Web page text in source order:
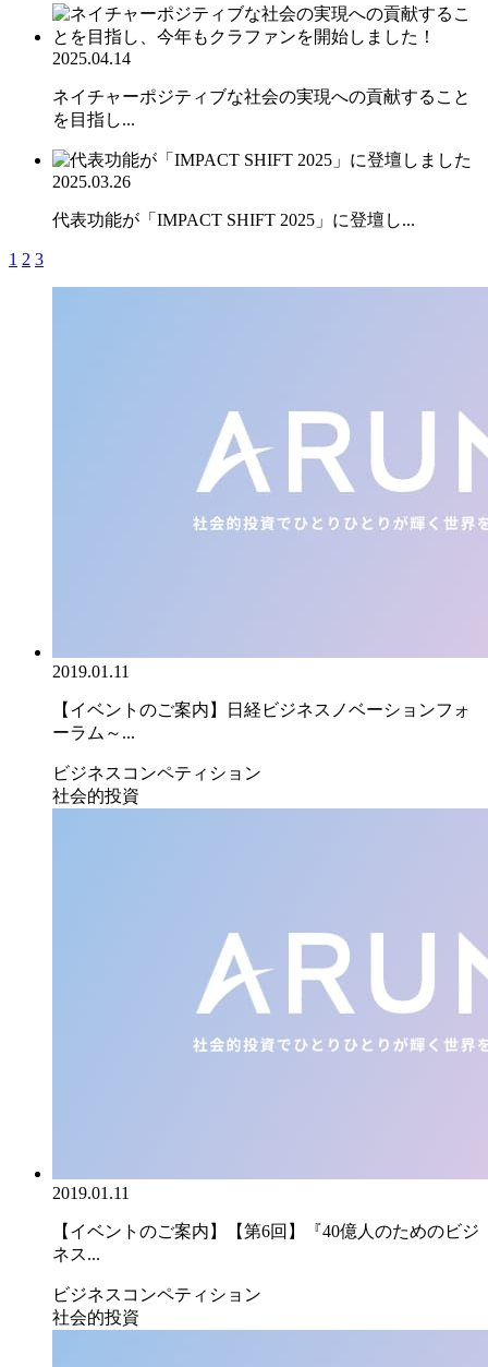
2025.04.14
ネイチャーポジティブな社会の実現への貢献すること
を目指し...
2025.03.26
代表功能が「IMPACT SHIFT 2025」に登壇し...
1 2 3
2019.01.11
【イベントのご案内】日経ビジネスノベーションフォ
ーラム～...
ビジネスコンペティション
社会的投資
2019.01.11
【イベントのご案内】【第6回】『40億人のためのビジ
ネス...
ビジネスコンペティション
社会的投資